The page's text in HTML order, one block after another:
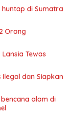
huntap di Sumatra
Orang
Tewas
Ilegal dan Siapkan
bencana alam di